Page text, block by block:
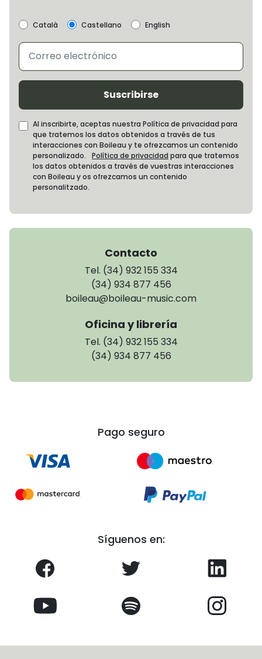
Català Castellano English
Suscribirse
Al inscribirte, aceptas nuestra Política de privacidad para
que tratemos los datos obtenidos a través de tus
interacciones con Boileau y te ofrezcamos un contenido
personalizado. Política de privacidad para que tratemos
los datos obtenidos a través de vuestras interacciones
con Boileau y os ofrezcamos un contenido
personalitzado.
Contacto
Tel. (34) 932 155 334
(34) 934 877 456
boileau@boileau-music.com
Oficina y librería
Tel. (34) 932 155 334
(34) 934 877 456
Pago seguro
Síguenos en: